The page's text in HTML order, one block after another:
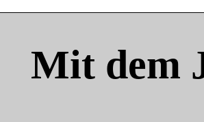
Mit dem